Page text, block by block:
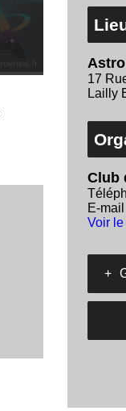
Astro
17
Lailly
Club
E-mail
Voir
+